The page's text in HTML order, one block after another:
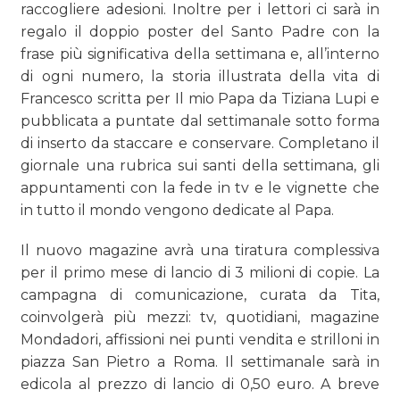
raccogliere adesioni. Inoltre per i lettori ci sarà in
regalo il doppio poster del Santo Padre con la
frase più significativa della settimana e, all’interno
di ogni numero, la storia illustrata della vita di
Francesco scritta per Il mio Papa da Tiziana Lupi e
pubblicata a puntate dal settimanale sotto forma
di inserto da staccare e conservare. Completano il
giornale una rubrica sui santi della settimana, gli
appuntamenti con la fede in tv e le vignette che
in tutto il mondo vengono dedicate al Papa.
Il nuovo magazine avrà una tiratura complessiva
per il primo mese di lancio di 3 milioni di copie. La
campagna di comunicazione, curata da Tita,
coinvolgerà più mezzi: tv, quotidiani, magazine
Mondadori, affissioni nei punti vendita e strilloni in
piazza San Pietro a Roma. Il settimanale sarà in
edicola al prezzo di lancio di 0,50 euro. A breve